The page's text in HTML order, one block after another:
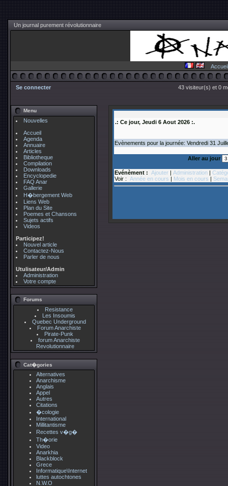
Un journal purement révolutionnaire
Accueil
Se connecter 43 visiteur(s) et 0
Menu
Nouvelles
Accueil
Agenda
Annuaire
Articles
Bibliotheque
Compilation
Downloads
Encyclopedie
FAQ Anar
Gallerie
H�bergement Web
Liens Web
Plan du Site
Poemes et Chansons
Sujets actifs
Videos
Participez!
Nouvel article
Contactez-Nous
Parler de nous
Utulisateur/Admin
Administration
Votre compte
Forums
Resistance
Les Insoumis
Quebec Underground
Forum Anarchiste
Pirate-Punk
forum Anarchiste
Revolutionnaire
Cat�gories
Alternatives
Anarchisme
Anglais
Appel
Autres
Citations
�cologie
International
Millitantisme
Recettes v�g�
Th�orie
Video
Anarkhia
Blackblock
Grece
Informatique\Internet
luttes autochtones
N.W.O
.: Ce jour, Jeudi 6 Aout 2026 :.
Evènements pour la journée: Vendredi 31
Aller au jour
Evénèment : Ajouter | Administration |
Voir : Année en cours | Mois en cours |